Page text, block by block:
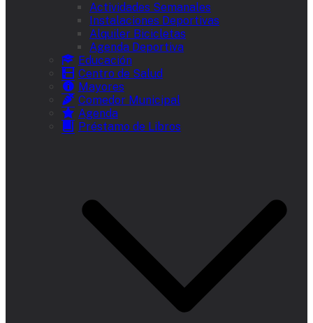
Actividades Semanales
Instalaciones Deportivas
Alquiler Bicicletas
Agenda Deportiva
Educación
Centro de Salud
Mayores
Comedor Municipal
Agenda
Préstamo de Libros